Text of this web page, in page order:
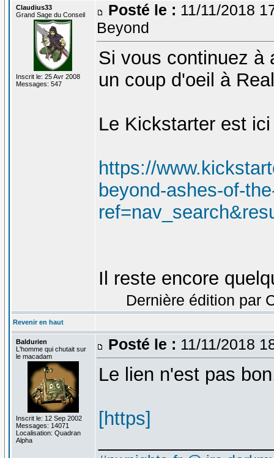
Claudius33
Grand Sage du Conseil
Inscrit le: 25 Avr 2008
Messages: 547
Posté le : 11/11/2018
Beyond
Si vous continuez à
un coup d'oeil à
Le Kickstarter est
https://
beyond-ashes-of-
Il reste encore
Dernière édition par
Revenir en haut
Baldurien
L'homme qui chutait sur
le macadam
Inscrit le: 12 Sep 2002
Messages: 14071
Localisation: Quadran
Alpha
Posté le : 11/11/2018
Le lien n'est pas
[https]